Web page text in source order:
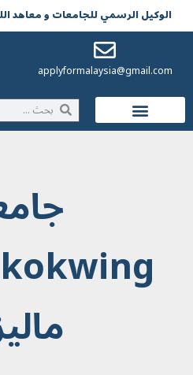
الوکیل الرسمي للجامعات و معاهد
applyformalaysia@gmail.com